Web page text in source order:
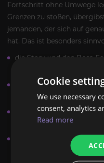
Fortschritt ohne Umwege
Grenzen zu stoßen,
jemanden, der sich auf
hat. Das ist besonders
die Story und den Boss-
für Mephisto keinen
keine Zeit für
möchtest,
den Encounter als Teil
abschließen willst.
Cookie
We use necessary
consent, analytics
Read more